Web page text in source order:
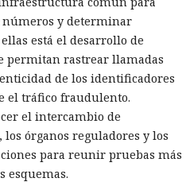
y determinar
está el desarrollo de
permitan rastrear llamadas
de los identificadores
el tráfico fraudulento.
el intercambio de
órganos reguladores y los
para reunir pruebas más
esquemas.